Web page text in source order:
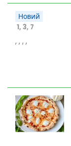
Новий
1, 3, 7
, , , ,